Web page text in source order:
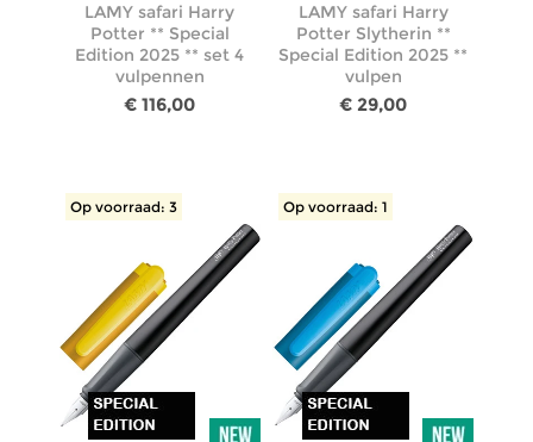
LAMY safari Harry
Potter ** Special
Edition 2025 ** set 4
vulpennen
€ 116,00
LAMY safari Harry
Potter Slytherin **
Special Edition 2025 **
vulpen
€ 29,00
Op voorraad: 3 Op voorraad: 1